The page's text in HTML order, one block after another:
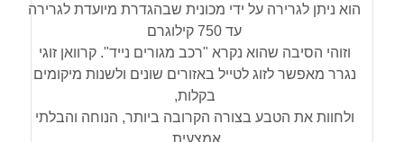
הוא ניתן לגרירה על ידי מכונית שבהגדרת מיועדת לגרירה
עד 750 קילוגרם
וזוהי הסיבה שהוא נקרא "רכב מגורים נייד". קרוואן זוגי
נגרר מאפשר לזוג לטייל באזורים שונים ולשנות מיקומים
בקלות,
ולחוות את הטבע בצורה הקרובה ביותר, הנוחה והבלתי
אמצעית.